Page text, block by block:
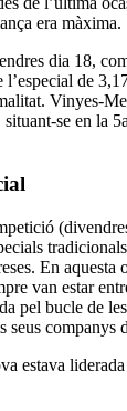
era màxima.
dia 18,
de
Vinyes-
se en la
En aquesta
van estar
pel bucle de
seus companys
estava